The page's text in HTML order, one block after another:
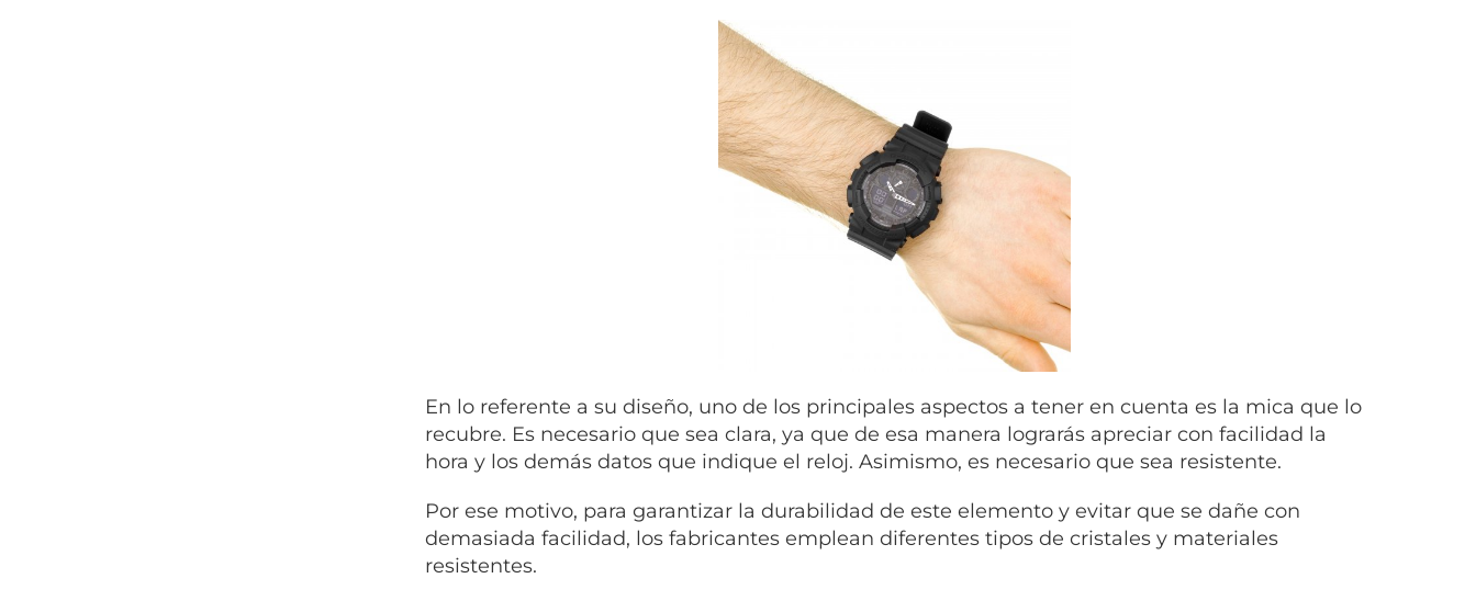
En lo referente a su diseño, uno de los principales aspectos a tener en cuenta es la mica que lo
recubre. Es necesario que sea clara, ya que de esa manera lograrás apreciar con facilidad la
hora y los demás datos que indique el reloj. Asimismo, es necesario que sea resistente.
Por ese motivo, para garantizar la durabilidad de este elemento y evitar que se dañe con
demasiada facilidad, los fabricantes emplean diferentes tipos de cristales y materiales
resistentes.